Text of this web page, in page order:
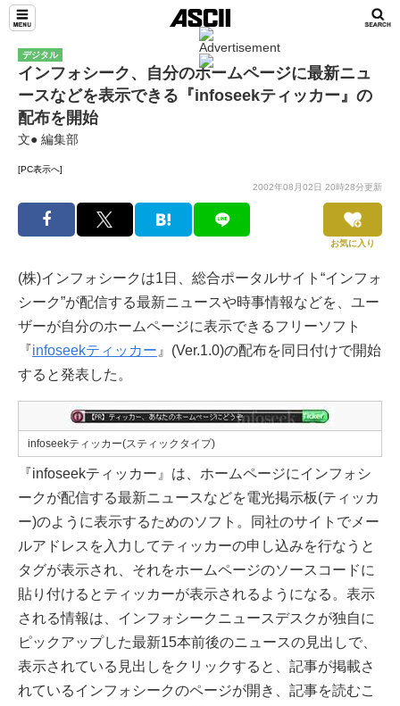
デジタル
インフォシーク、自分のホームページに最新ニュ
ースなどを表示できる『infoseekティッカー』の
配布を開始
文● 編集部
[PC表示へ]
2002年08月02日 20時28分更新
お気に入り
(株)インフォシークは1日、総合ポータルサイト“インフォ
シーク”が配信する最新ニュースや時事情報などを、ユー
ザーが自分のホームページに表示できるフリーソフト
『infoseekティッカー 』(Ver.1.0)の配布を同日付けで開始
すると発表した。
infoseekティッカー(スティックタイプ)
『infoseekティッカー』は、ホームページにインフォシ
ークが配信する最新ニュースなどを電光掲示板(ティッカ
ー)のように表示するためのソフト。同社のサイトでメー
ルアドレスを入力してティッカーの申し込みを行なうと
タグが表示され、それをホームページのソースコードに
貼り付けるとティッカーが表示されるようになる。表示
される情報は、インフォシークニュースデスクが独自に
ピックアップした最新15本前後のニュースの見出しで、
表示されている見出しをクリックすると、記事が掲載さ
れているインフォシークのページが開き、記事を読むこ